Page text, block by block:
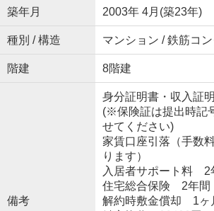
築年月 2003年 4月(築23年)
種別 / 構造 マンション / 鉄筋コン
階建 8階建
備考
身分証明書・収入証明
(※保険証は提出時記
せてください)
家賃口座引落（手数
ります）
入居者サポート料
住宅総合保険 2年
解約時敷金償却 1ヶ